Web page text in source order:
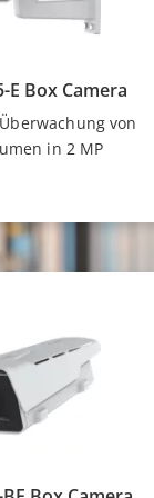
E Box Camera
von
in 2 MP